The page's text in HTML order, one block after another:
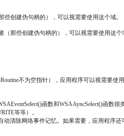
创建伪句柄的），可以视需要使用这个域。
那些创建伪句柄的），可以视需要使用这个
不为空指针），应用程序可以视需要使用
函数和WSAAyncSelect()函数很
等等）。
动清除网络事件记忆。如果需要，应用程序还